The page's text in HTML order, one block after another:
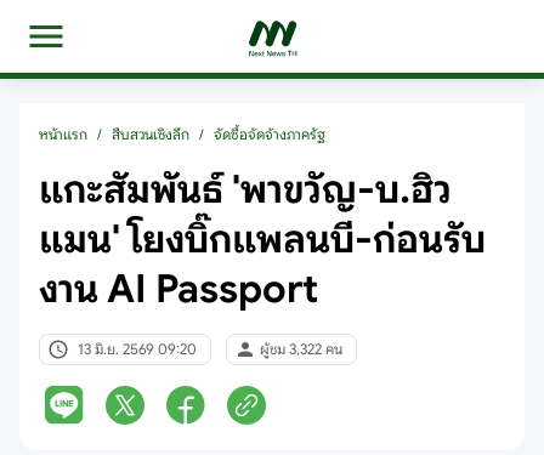
หน้าแรก / สืบสวนเชิงลึก / จัดซื้อจัดจ้างภาครัฐ
แกะสัมพันธ์ 'พาขวัญ-บ.ฮิว
แมน' โยงบิ๊กแพลนบี-ก่อนรับ
งาน AI Passport
13 มิ.ย. 2569 09:20 ผู้ชม 3,322 คน